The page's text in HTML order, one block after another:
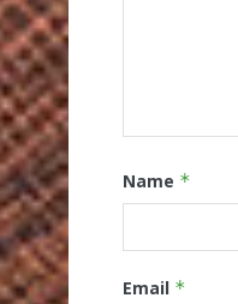
Name *
Email *